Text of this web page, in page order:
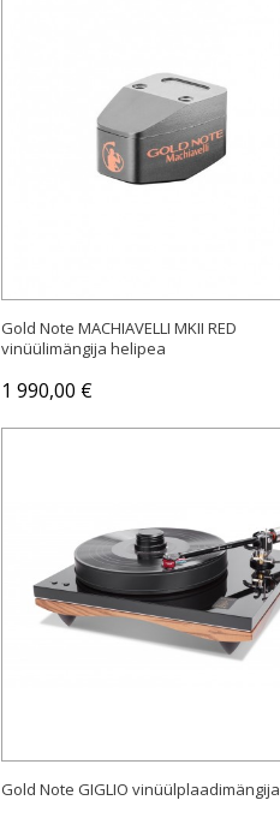
Gold Note MACHIAVELLI MKII RED
vinüülimängija helipea
1 990,00 €
Gold Note GIGLIO vinüülplaadimängija